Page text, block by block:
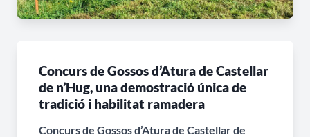
Concurs de Gossos d’Atura de Castellar
de n’Hug, una demostració única de
tradició i habilitat ramadera
Concurs de Gossos d’Atura de Castellar de